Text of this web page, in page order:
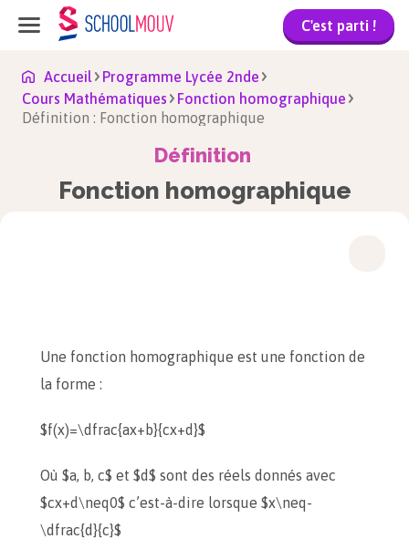
C'est parti !
Accueil
Programme Lycée 2nde
Cours Mathématiques
Fonction homographique
Définition : Fonction homographique
Définition
Fonction homographique
Une fonction homographique est une fonction de
la forme :
$f(x)=\dfrac{ax+b}{cx+d}$
Où $a, b, c$ et $d$ sont des réels donnés avec
$cx+d\neq0$ c’est-à-dire lorsque $x\neq-
\dfrac{d}{c}$